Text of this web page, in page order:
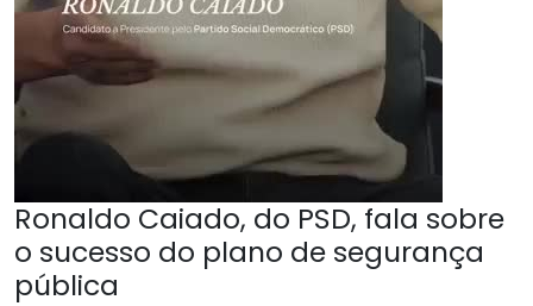
Ronaldo Caiado, do PSD, fala sobre
o sucesso do plano de segurança
pública